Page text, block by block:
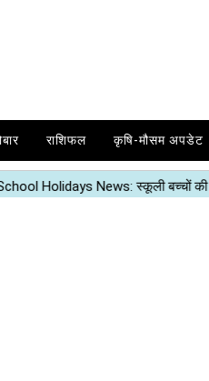
राशिफल कृषि-मौसम अपडेट